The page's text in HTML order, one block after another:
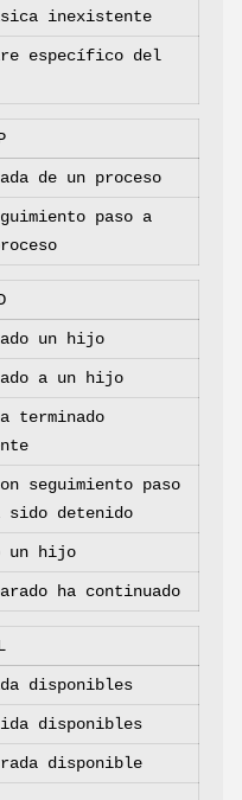
inexistente
específico del
de un proceso
paso a
un hijo
a un hijo
terminado
seguimiento paso
sido detenido
un hijo
ha continuado
disponibles
disponibles
disponible